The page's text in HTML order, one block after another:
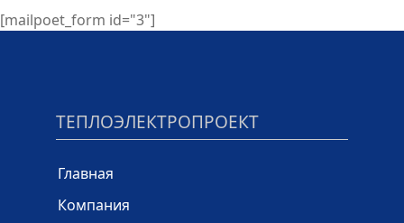
[mailpoet_form id="3"]
ТЕПЛОЭЛЕКТРОПРОЕКТ
Главная
Компания